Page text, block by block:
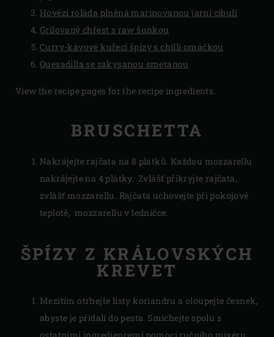
Hovězí roláda plněná marinovanou jarní cibulí
Grilovaný chřest s raw šunkou
Curry-kávové kuřecí špízy s chilli omáčkou
Quesadilla se zakysanou smetanou
View the recipe pages for the recipe ingredients.
BRUSCHETTA
Nakrájejte rajčata na 8 plátků. Každou mozzarellu
nakrájejte na 4 plátky. Zvlášť přikryjte rajčata,
zvlášť mozzarellu. Rajčata uchovejte při pokojové
teplotě, mozzarellu v ledničce.
ŠPÍZY Z KRÁLOVSKÝCH
KREVET
Mezitím otrhejte listy koriandru a oloupejte česnek,
abyste je přidali do pesta. Smíchejte spolu s
ostatními ingrediencemi pomocí ručního mixéru,